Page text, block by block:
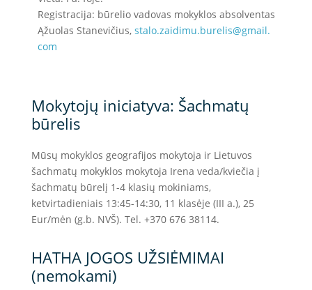
Registracija: būrelio vadovas mokyklos absolventas
Ąžuolas Stanevičius, stalo.zaidimu.burelis@gmail.
com
Mokytojų iniciatyva: Šachmatų
būrelis
Mūsų mokyklos geografijos mokytoja ir Lietuvos
šachmatų mokyklos mokytoja Irena veda/kviečia į
šachmatų būrelį 1-4 klasių mokiniams,
ketvirtadieniais 13:45-14:30, 11 klasėje (III a.), 25
Eur/mėn (g.b. NVŠ). Tel. +370 676 38114.
HATHA JOGOS UŽSIĖMIMAI
(nemokami)